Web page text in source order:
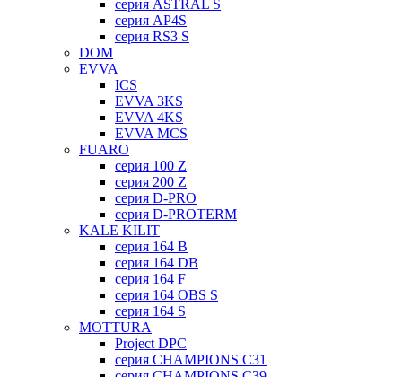
серия ASTRAL S
серия AP4S
серия RS3 S
DOM
EVVA
ICS
EVVA 3KS
EVVA 4KS
EVVA MCS
FUARO
серия 100 Z
серия 200 Z
серия D-PRO
серия D-PROTERM
KALE KILIT
серия 164 B
серия 164 DB
серия 164 F
серия 164 OBS S
серия 164 S
MOTTURA
Project DPC
серия CHAMPIONS C31